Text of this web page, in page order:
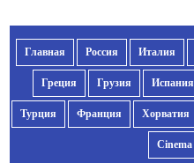
Главная Россия Италия
Греция Грузия Испания
Турция Франция Хорватия
Cinema